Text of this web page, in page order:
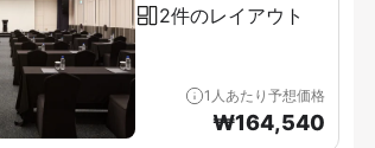
2件のレイアウト
1人あたり予想価格
₩164,540